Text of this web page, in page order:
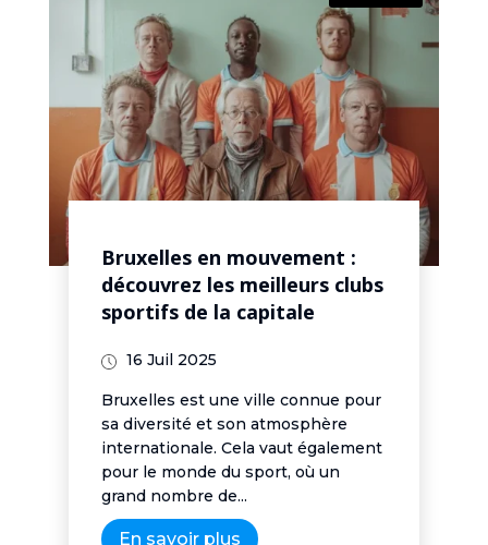
Bruxelles en mouvement :
découvrez les meilleurs clubs
sportifs de la capitale
16 Juil 2025
Bruxelles est une ville connue pour
sa diversité et son atmosphère
internationale. Cela vaut également
pour le monde du sport, où un
grand nombre de...
En savoir plus